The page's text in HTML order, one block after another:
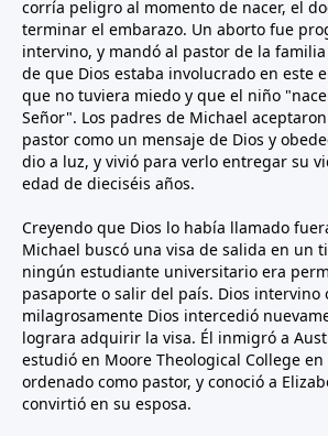
corría peligro al momento de nacer, el
terminar el embarazo. Un aborto fue
intervino, y mandó al pastor de la
de que Dios estaba involucrado en este
que no tuviera miedo y que el niño
Señor". Los padres de Michael
pastor como un mensaje de Dios y
dio a luz, y vivió para verlo entregar su
edad de dieciséis años.
Creyendo que Dios lo había llamado
Michael buscó una visa de salida en un
ningún estudiante universitario era
pasaporte o salir del país. Dios intervino
milagrosamente Dios intercedió
lograra adquirir la visa. Él inmigró a
estudió en Moore Theological College en
ordenado como pastor, y conoció a
convirtió en su esposa.